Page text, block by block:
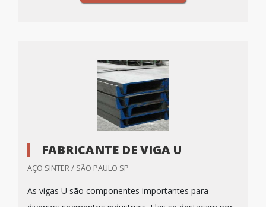
FABRICANTE DE VIGA U
AÇO SINTER / SÃO PAULO SP
As vigas U são componentes importantes para